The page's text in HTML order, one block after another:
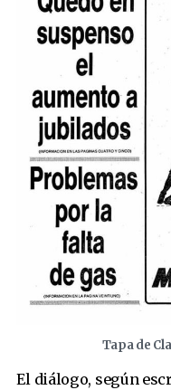
Tapa de
El diálogo, según